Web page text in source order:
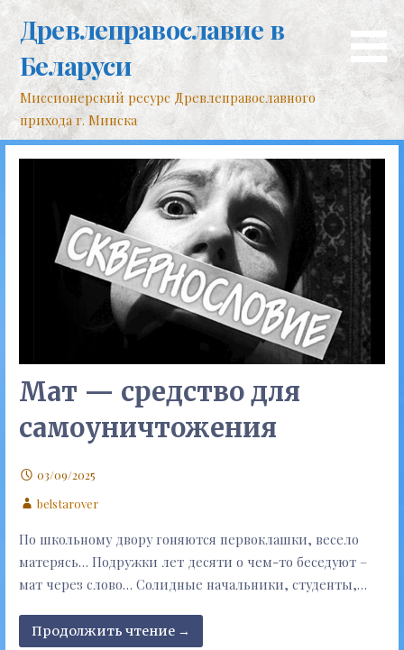
контенту
Древлеправославие в
Беларуси
Миссионерский ресурс Древлеправославного
прихода г. Минска
Мат — средство для
самоуничтожения
03/09/2025
belstarover
По школьному двору гоняются первоклашки, весело
матерясь… Подружки лет десяти о чем-то беседуют –
мат через слово… Солидные начальники, студенты,…
Продолжить чтение →